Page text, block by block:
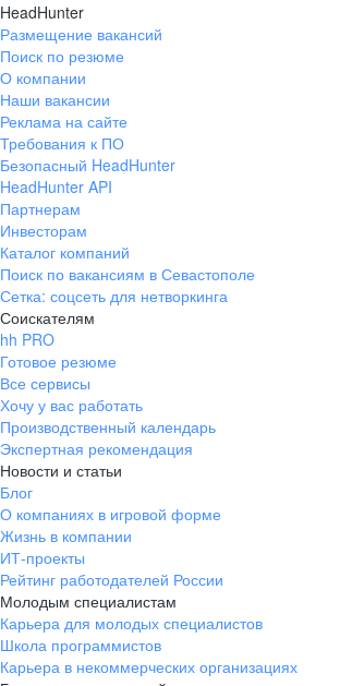
HeadHunter
Размещение вакансий
Поиск по резюме
О компании
Наши вакансии
Реклама на сайте
Требования к ПО
Безопасный HeadHunter
HeadHunter API
Партнерам
Инвесторам
Каталог компаний
Поиск по вакансиям в Севастополе
Сетка: соцсеть для нетворкинга
Соискателям
hh PRO
Готовое резюме
Все сервисы
Хочу у вас работать
Производственный календарь
Экспертная рекомендация
Новости и статьи
Блог
О компаниях в игровой форме
Жизнь в компании
ИТ-проекты
Рейтинг работодателей России
Молодым специалистам
Карьера для молодых специалистов
Школа программистов
Карьера в некоммерческих организациях